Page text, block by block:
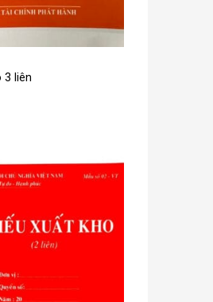
3 liên